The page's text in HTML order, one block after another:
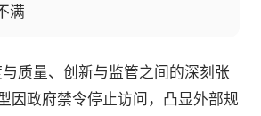
满
质量、创新与监管之间的深刻张
因政府禁令停止访问，凸显外部规